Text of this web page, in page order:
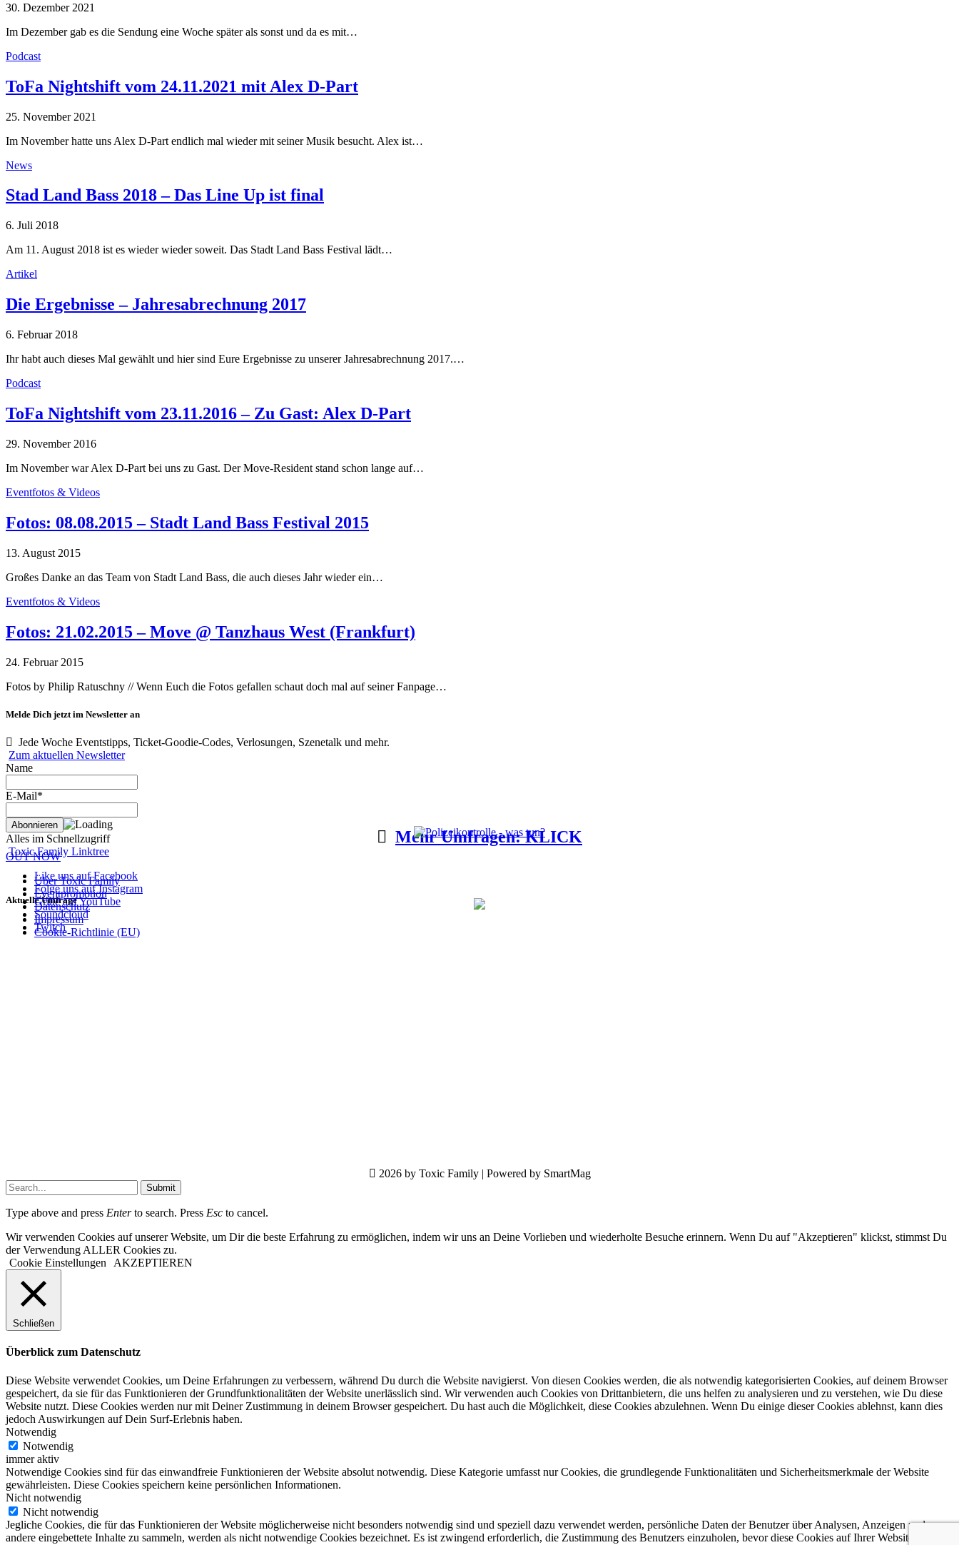
30. Dezember 2021
Im Dezember gab es die Sendung eine Woche später als sonst und da es mit…
Podcast
ToFa Nightshift vom 24.11.2021 mit Alex D-Part
25. November 2021
Im November hatte uns Alex D-Part endlich mal wieder mit seiner Musik besucht. Alex ist…
News
Stad Land Bass 2018 – Das Line Up ist final
6. Juli 2018
Am 11. August 2018 ist es wieder wieder soweit. Das Stadt Land Bass Festival lädt…
Artikel
Die Ergebnisse – Jahresabrechnung 2017
6. Februar 2018
Ihr habt auch dieses Mal gewählt und hier sind Eure Ergebnisse zu unserer Jahresabrechnung 2017.…
Podcast
ToFa Nightshift vom 23.11.2016 – Zu Gast: Alex D-Part
29. November 2016
Im November war Alex D-Part bei uns zu Gast. Der Move-Resident stand schon lange auf…
Eventfotos & Videos
Fotos: 08.08.2015 – Stadt Land Bass Festival 2015
13. August 2015
Großes Danke an das Team von Stadt Land Bass, die auch dieses Jahr wieder ein…
Eventfotos & Videos
Fotos: 21.02.2015 – Move @ Tanzhaus West (Frankfurt)
24. Februar 2015
Fotos by Philip Ratuschny // Wenn Euch die Fotos gefallen schaut doch mal auf seiner Fanpage…
Melde Dich jetzt im Newsletter an
Jede Woche Eventstipps, Ticket-Goodie-Codes, Verlosungen, Szenetalk und mehr.
Zum aktuellen Newsletter
Name
E-Mail*
Alles im Schnellzugriff
Toxic Family Linktree
Like uns auf Facebook
Folge uns auf Instagram
Grille auf YouTube
Soundcloud
Twitch
Aktuelle Umfrage
Mehr Umfragen: KLICK
OUT NOW
Über Toxic Family
Eventpromotion
Datenschutz
Impressum
Cookie-Richtlinie (EU)
2026 by Toxic Family | Powered by SmartMag
Submit
Type above and press Enterto search. Press Esc to cancel.
Wir verwenden Cookies auf unserer Website, um Dir die beste Erfahrung zu ermöglichen, indem wir uns an Deine Vorlieben und wiederholte Besuche erinnern. Wenn Du auf "Akzeptieren" klickst, stimmst Du
der Verwendung ALLER Cookies zu.
Cookie Einstellungen
AKZEPTIEREN
Schließen
Überblick zum Datenschutz
Diese Website verwendet Cookies, um Deine Erfahrungen zu verbessern, während Du durch die Website navigierst. Von diesen Cookies werden, die als notwendig kategorisierten Cookies, auf deinem Browser
gespeichert, da sie für das Funktionieren der Grundfunktionalitäten der Website unerlässlich sind. Wir verwenden auch Cookies von Drittanbietern, die uns helfen zu analysieren und zu verstehen, wie Du diese
Website nutzt. Diese Cookies werden nur mit Deiner Zustimmung in deinem Browser gespeichert. Du hast auch die Möglichkeit, diese Cookies abzulehnen. Wenn Du einige dieser Cookies ablehnst, kann dies
jedoch Auswirkungen auf Dein Surf-Erlebnis haben.
Notwendig
Notwendig
immer aktiv
Notwendige Cookies sind für das einwandfreie Funktionieren der Website absolut notwendig. Diese Kategorie umfasst nur Cookies, die grundlegende Funktionalitäten und Sicherheitsmerkmale der Website
gewährleisten. Diese Cookies speichern keine persönlichen Informationen.
Nicht notwendig
Nicht notwendig
Jegliche Cookies, die für das Funktionieren der Website möglicherweise nicht besonders notwendig sind und speziell dazu verwendet werden, persönliche Daten der Benutzer über Analysen, Anzeigen und
andere eingebettete Inhalte zu sammeln, werden als nicht notwendige Cookies bezeichnet. Es ist zwingend erforderlich, die Zustimmung des Benutzers einzuholen, bevor diese Cookies auf Ihrer Website